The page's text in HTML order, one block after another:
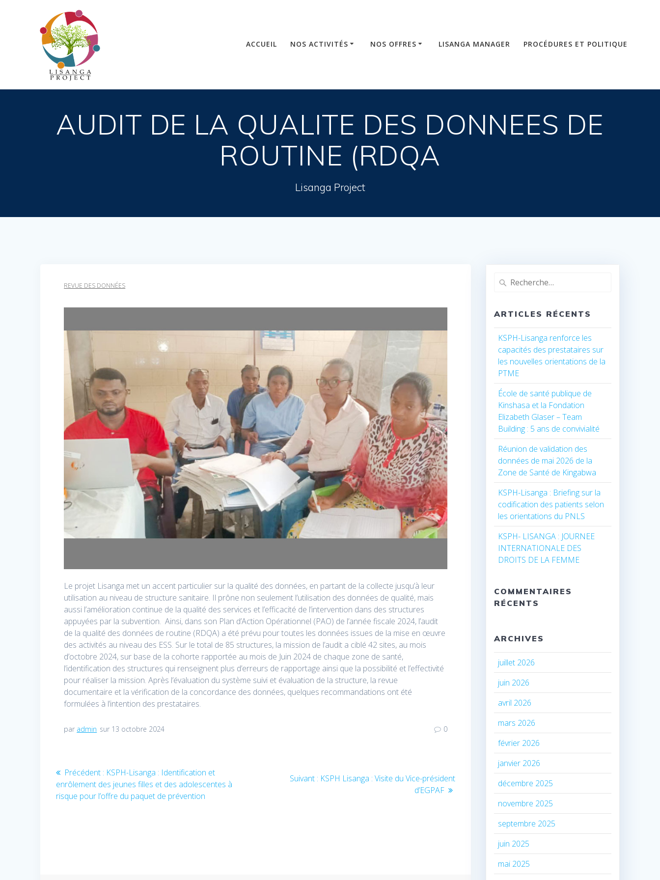
ACCUEIL NOS ACTIVITÉS NOS OFFRES LISANGA MANAGER PROCÉDURES ET POLITIQUE
AUDIT DE LA QUALITE DES DONNEES DE
ROUTINE (RDQA
Lisanga Project
REVUE DES DONNÉES
Le projet Lisanga met un accent particulier sur la qualité des données, en partant de la collecte jusqu’à leur
utilisation au niveau de structure sanitaire. Il prône non seulement l’utilisation des données de qualité, mais
aussi l’amélioration continue de la qualité des services et l’efficacité de l’intervention dans des structures
appuyées par la subvention. Ainsi, dans son Plan d’Action Opérationnel (PAO) de l’année fiscale 2024, l’audit
de la qualité des données de routine (RDQA) a été prévu pour toutes les données issues de la mise en œuvre
des activités au niveau des ESS. Sur le total de 85 structures, la mission de l’audit a ciblé 42 sites, au mois
d’octobre 2024, sur base de la cohorte rapportée au mois de Juin 2024 de chaque zone de santé,
l’identification des structures qui renseignent plus d’erreurs de rapportage ainsi que la possibilité et l’effectivité
pour réaliser la mission. Après l’évaluation du système suivi et évaluation de la structure, la revue
documentaire et la vérification de la concordance des données, quelques recommandations ont été
formulées à l’intention des prestataires.
par admin sur 13 octobre 2024 0
Navigation
de
Précédent : Article
précédent
:
KSPH-Lisanga : Identification et
enrôlement des jeunes filles et des adolescentes à
risque pour l’offre du paquet de prévention
Suivant : Article
KSPH Lisanga : Visite du Vice-président
d’EGPAF
Recherche
ARTICLES RÉCENTS
KSPH-Lisanga renforce les
capacités des prestataires sur
les nouvelles orientations de la
PTME
École de santé publique de
Kinshasa et la Fondation
Elizabeth Glaser – Team
Building : 5 ans de convivialité
Réunion de validation des
données de mai 2026 de la
Zone de Santé de Kingabwa
KSPH-Lisanga : Briefing sur la
codification des patients selon
les orientations du PNLS
KSPH- LISANGA : JOURNEE
INTERNATIONALE DES
DROITS DE LA FEMME
COMMENTAIRES
RÉCENTS
ARCHIVES
juillet 2026
juin 2026
avril 2026
mars 2026
février 2026
janvier 2026
décembre 2025
novembre 2025
septembre 2025
juin 2025
mai 2025